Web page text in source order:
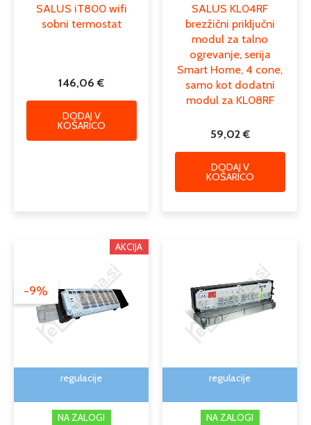
SALUS iT800 wifi
sobni termostat
146,06€
DODAJ V
KOŠARICO
SALUS KL04RF
brezžični priključni
modul za talno
ogrevanje, serija
Smart Home, 4 cone,
samo kot dodatni
modul za KL08RF
59,02€
DODAJ V
KOŠARICO
AKCIJA
regulacije
-9%
NA ZALOGI
Izvirna
bila:
58,43 €.
Trenutna
53,44 €.
regulacije
NA ZALOGI